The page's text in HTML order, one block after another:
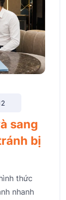
sang
bị
thức
nhanh